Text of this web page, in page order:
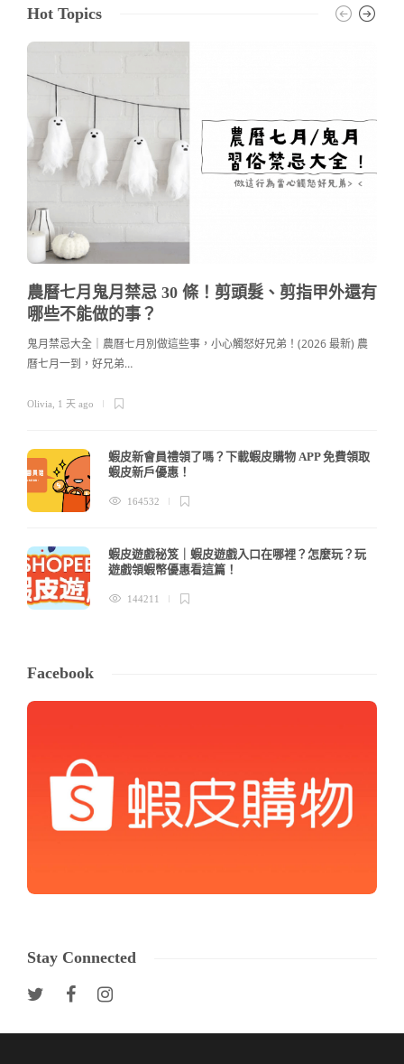
Hot Topics
農曆七月鬼月禁忌 30 條！剪頭髮、剪指甲外還有
哪些不能做的事？
鬼月禁忌大全｜農曆七月別做這些事，小心觸怒好兄弟！(2026 最新) 農
曆七月一到，好兄弟…
Olivia 1 天 ago
蝦皮新會員禮領了嗎？下載蝦皮購物 APP 免費領取
蝦皮新戶優惠！
164532
蝦皮遊戲秘笈｜蝦皮遊戲入口在哪裡？怎麼玩？玩
遊戲領蝦幣優惠看這篇！
144211
Facebook
Stay Connected